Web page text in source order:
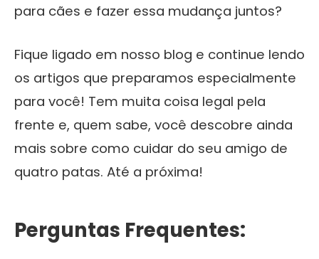
para cães e fazer essa mudança juntos?
Fique ligado em nosso blog e continue lendo
os artigos que preparamos especialmente
para você! Tem muita coisa legal pela
frente e, quem sabe, você descobre ainda
mais sobre como cuidar do seu amigo de
quatro patas. Até a próxima!
Perguntas Frequentes: